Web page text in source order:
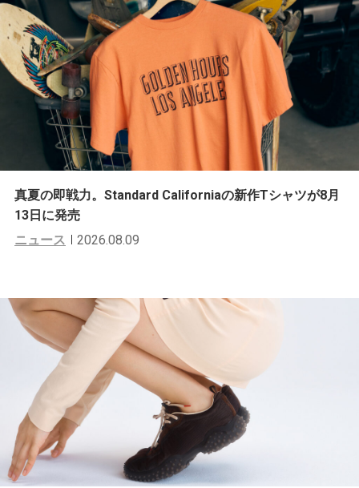
真夏の即戦力。Standard Californiaの新作Tシャツが8月
13日に発売
ニュース
2026.08.09